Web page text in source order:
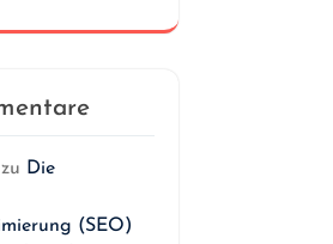
zu Die
(SEO)